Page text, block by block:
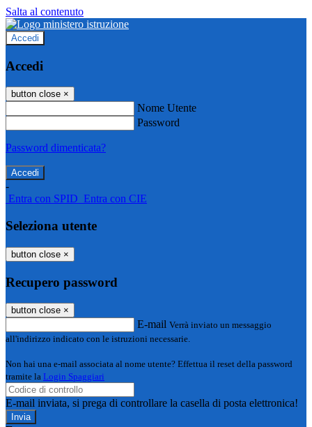
Salta al contenuto
Accedi
Accedi
button close ×
Nome Utente
Password
Password dimenticata?
-
Entra con SPID Entra con CIE
Seleziona utente
button close ×
Recupero password
button close ×
E-mail Verrà inviato un messaggio
all'indirizzo indicato con le istruzioni necessarie.
Non hai una e-mail associata al nome utente? Effettua il reset della password
tramite la Login Spaggiari
E-mail inviata, si prega di controllare la casella di posta elettronica!